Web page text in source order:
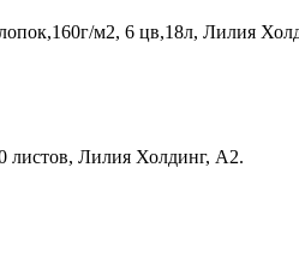
м2, 6 цв,18л, Лилия
листов, Лилия Холдинг, А2.